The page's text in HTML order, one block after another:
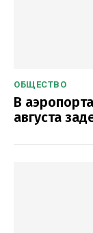
ОБЩЕСТВО
В
августа